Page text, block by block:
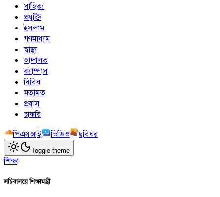
সাহিত্য
প্রযুক্তি
ইসলাম
গণমাধ্যম
স্বাস্থ্য
আদালত
ক্যাম্পাস
বিবিধ
মতামত
প্রবাস
চাকরি
পিএসআই
ভিডিও ছবিঘর
Toggle theme
শিক্ষা
সচিবালয়ে শিক্ষামন্ত্রী